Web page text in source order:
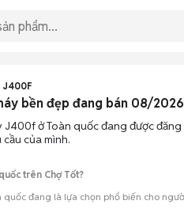
J400F
bền đẹp đang bán 08/2026
J400f ở Toàn quốc đang được
của mình.
trên Chợ Tốt?
đang là lựa chọn phổ biến cho